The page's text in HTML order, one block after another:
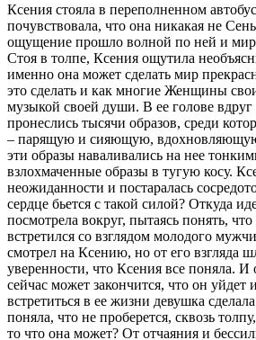
Ксения стояла в переполненном
почувствовала, что она никакая не
ощущение прошло волной по ней и мир
Стоя в толпе, Ксения ощутила
именно она может сделать мир
это сделать и как многие Женщины
музыкой своей души. В ее голове
пронеслись тысячи образов, среди
– парящую и сияющую,
эти образы наваливались на нее
взлохмаченные образы в тугую косу.
неожиданности и постаралась
сердце бьется с такой силой? Откуда
посмотрела вокруг, пытаясь понять,
встретился со взглядом молодого
смотрел на Ксению, но от его взгляда
уверенности, что Ксения все поняла. И
сейчас может закончится, что он уйдет
встретиться в ее жизни девушка
поняла, что не проберется, сквозь
то что она может? От отчаяния и